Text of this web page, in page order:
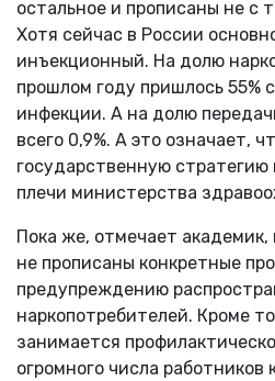
остальное и прописаны не с
Хотя сейчас в России
инъекционный. На долю
прошлом году пришлось 55%
инфекции. А на долю
всего 0,9%. А это означает,
государственную стратегию
плечи министерства
Пока же, отмечает академик,
не прописаны конкретные
предупреждению
наркопотребителей. Кроме
занимается
огромного числа работников